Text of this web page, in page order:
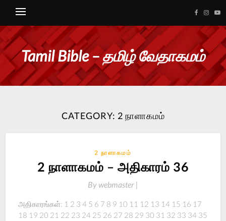
Tamil Bible – தமிழ் வேதாகமம்
CATEGORY: 2 நாளாகமம்
2 நாளாகமம்
2 நாளாகமம் – அதிகாரம் 36
By webmaster |
அதிகாரங்கள்: 1 2 3 4 5 6 7 8 9 10 11 12 13 14 15 16 17
18 19 20 21 22 23 24 25 26 27 28 29 30 31 32 33 34 35